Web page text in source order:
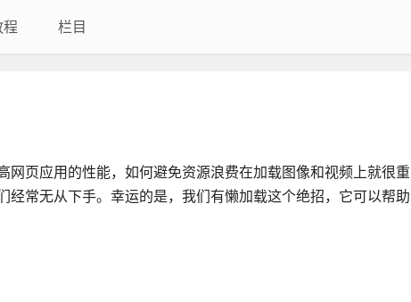
程 栏目
页应用的性能，如何避免资源浪费在加载图像和视频上就很重
常无从下手。幸运的是，我们有懒加载这个绝招，它可以帮助